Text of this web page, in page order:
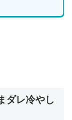
ダレ冷やし